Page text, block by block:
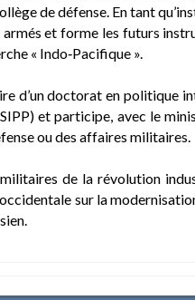
de défense. En tant
et forme les futurs
« Indo‑Pacifique ».
d’un doctorat en
et participe, avec le
ou des affaires militaires.
de la révolution
sur la